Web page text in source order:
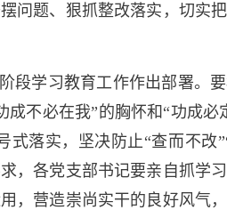
问题、狠抓整改落实，切实
段学习教育工作作出部署。
不必在我”的胸怀和“功成必
落实，坚决防止“查而不改
，各党支部书记要亲自抓学
，营造崇尚实干的良好风气